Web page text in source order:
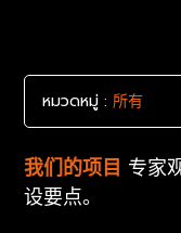
หมวดหมู่ :所有
我们的项目 专家
设要点。